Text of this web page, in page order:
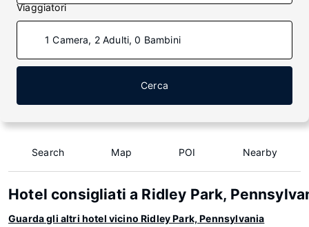
Viaggiatori
1 Camera, 2 Adulti, 0 Bambini
Cerca
Search Map POI Nearby
Hotel consigliati a Ridley Park,
Guarda gli altri hotel vicino Ridley Park, Pennsylvania